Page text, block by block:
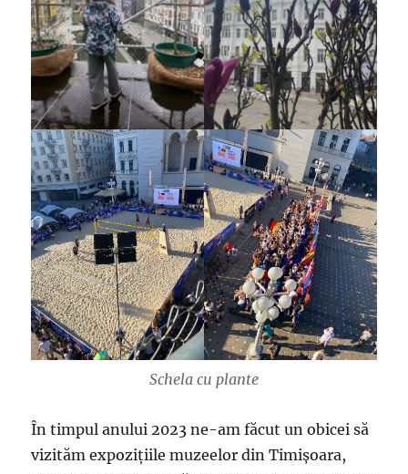
Schela cu plante
În timpul anului 2023 ne-am făcut un obicei să
vizităm expozițiile muzeelor din Timișoara,